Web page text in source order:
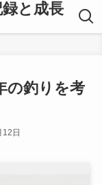
と成長
の釣りを考
日